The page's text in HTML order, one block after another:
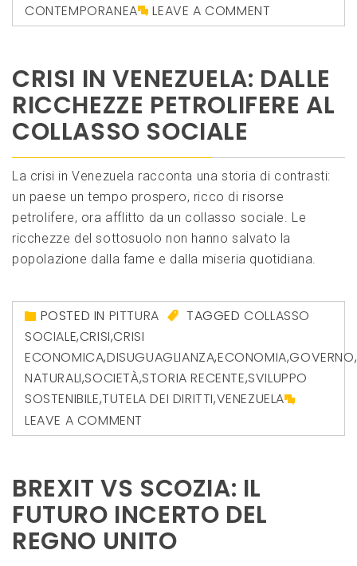
CONTEMPORANEA LEAVE A COMMENT
CRISI IN VENEZUELA: DALLE
RICCHEZZE PETROLIFERE AL
COLLASSO SOCIALE
La crisi in Venezuela racconta una storia di contrasti:
un paese un tempo prospero, ricco di risorse
petrolifere, ora afflitto da un collasso sociale. Le
ricchezze del sottosuolo non hanno salvato la
popolazione dalla fame e dalla miseria quotidiana.
POSTED IN PITTURA TAGGEDCOLLASSO
SOCIALE,CRISI,CRISI
ECONOMICA,DISUGUAGLIANZA,ECONOMIA,GOVERNO,
NATURALI,SOCIETÀ,STORIA RECENTE,SVILUPPO
SOSTENIBILE,TUTELA DEI DIRITTI,VENEZUELA
LEAVE A COMMENT
BREXIT VS SCOZIA: IL
FUTURO INCERTO DEL
REGNO UNITO